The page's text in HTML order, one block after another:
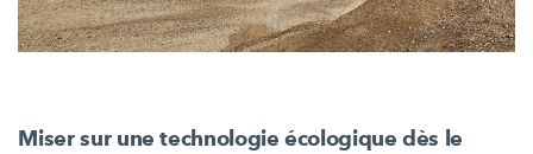
Miser sur une technologie écologique dès le